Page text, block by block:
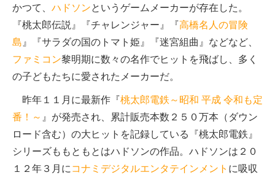
かつて、 ハドソンというゲームメーカーが存在した。
『桃太郎伝説』『チャレンジャー』『高橋名人の冒険
島 』『サラダの国のトマト姫』『迷宮組曲』などなど、
ファミコン黎明期に数々の名作でヒットを飛ばし、多く
の子どもたちに愛されたメーカーだ。
昨年１１月に最新作『桃太郎電鉄～昭和 平成 令和も定
番！～ 』が発売され、累計販売本数２５０万本（ダウン
ロード含む）の大ヒットを記録している『桃太郎電鉄』
シリーズももともとはハドソンの作品。ハドソンは２０
１２年３月に コナミデジタルエンタテインメント に吸収